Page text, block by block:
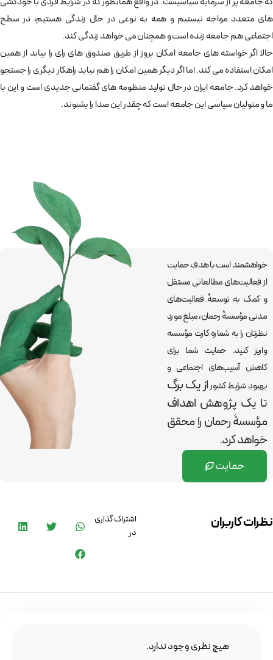
های متعدد مواجه نیستیم و همه به نوعی در حال زندگی هستیم، در سطح
اجتماعی هم جامعه زنده است و همچنان می خواهد زندگی کند.
حالا اگر خواسته های جامعه امکان بروز از طریق صندوق های رای را بیابد از همین
امکان استفاده می کند. اما اگر دیگر همین امکان را هم نیابد راهکار دیگری را جستجو
خواهد کرد. جامعه ایران در حال تولید منظومه های گفتمانی جدیدی است و این با
ما و متولیان سیاسی این جامعه است که چقدر این صدا را بشنوند.
خواهشمند است با هدف حمایت
از فعالیت‌های مطالعاتی مستقل
و کمک به توسعۀ فعالیت‌های
مدنی مؤسسۀ رحمان، مبلغ مورد
نظرتان را به شماره کارت مؤسسه
واریز کنید. حمایت شما برای
کاهش آسیب‌های اجتماعی و
بهبود شرایط کشوراز یک برگ
تا یک پژوهش اهداف
مؤسسۀ رحمان رامحقق
خواهد کرد.
حمایت
نظرات کاربران
اشتراک گذاری
در
هیچ نظری وجود ندارد.